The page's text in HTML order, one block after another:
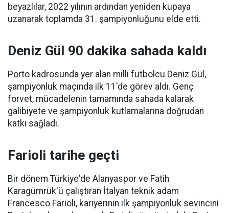
beyazlılar, 2022 yılının ardından yeniden kupaya
uzanarak toplamda 31. şampiyonluğunu elde etti.
Deniz Gül 90 dakika sahada kaldı
Porto kadrosunda yer alan milli futbolcu Deniz Gül,
şampiyonluk maçında ilk 11'de görev aldı. Genç
forvet, mücadelenin tamamında sahada kalarak
galibiyete ve şampiyonluk kutlamalarına doğrudan
katkı sağladı.
Farioli tarihe geçti
Bir dönem Türkiye'de Alanyaspor ve Fatih
Karagümrük'ü çalıştıran İtalyan teknik adam
Francesco Farioli, kariyerinin ilk şampiyonluk sevincini